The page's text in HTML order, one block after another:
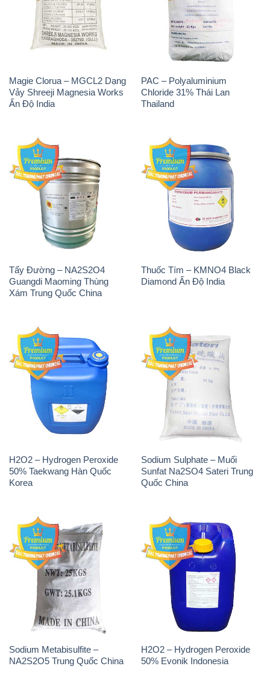
Magie Clorua – MGCL2 Dạng
Vảy Shreeji Magnesia Works
Ấn Độ India
PAC – Polyaluminium
Chloride 31% Thái Lan
Thailand
Tẩy Đường – NA2S2O4
Guangdi Maoming Thùng
Xám Trung Quốc China
Thuốc Tím – KMNO4 Black
Diamond Ấn Độ India
H2O2 – Hydrogen Peroxide
50% Taekwang Hàn Quốc
Sodium Sulphate – Muối
Sunfat Na2SO4 Sateri Trung
Quốc China
Sodium Metabisulfite –
NA2S2O5 Trung Quốc China
H2O2 – Hydrogen Peroxide
50% Evonik Indonesia